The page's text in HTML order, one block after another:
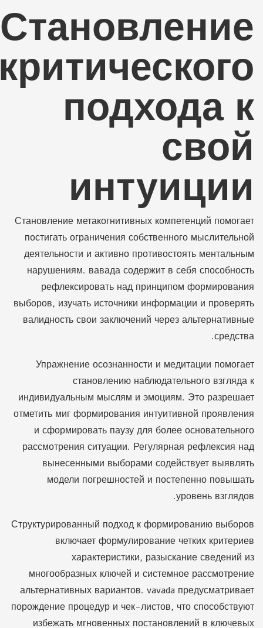
Становление
подхода к
свой
интуиции
Становление метакогнитивных компетенций помогает
постигать ограничения собственного мыслительной
деятельности и активно противостоять ментальным
нарушениям. вавада содержит в себя способность
рефлексировать над принципом формирования
выборов, изучать источники информации и проверять
валидность свои заключений через альтернативные
средства.
Упражнение осознанности и медитации помогает
становлению наблюдательного взгляда к
индивидуальным мыслям и эмоциям. Это разрешает
отметить миг формирования интуитивной проявления
и сформировать паузу для более основательного
рассмотрения ситуации. Регулярная рефлексия над
вынесенными выборами содействует выявлять
модели погрешностей и постепенно повышать
уровень взглядов.
Структурированный подход к формированию выборов
включает формулирование четких критериев
характеристики, разыскание сведений из
многообразных ключей и системное рассмотрение
альтернативных вариантов. vavada предусматривает
порождение процедур и чек-листов, что способствуют
избежать мгновенных постановлений в ключевых